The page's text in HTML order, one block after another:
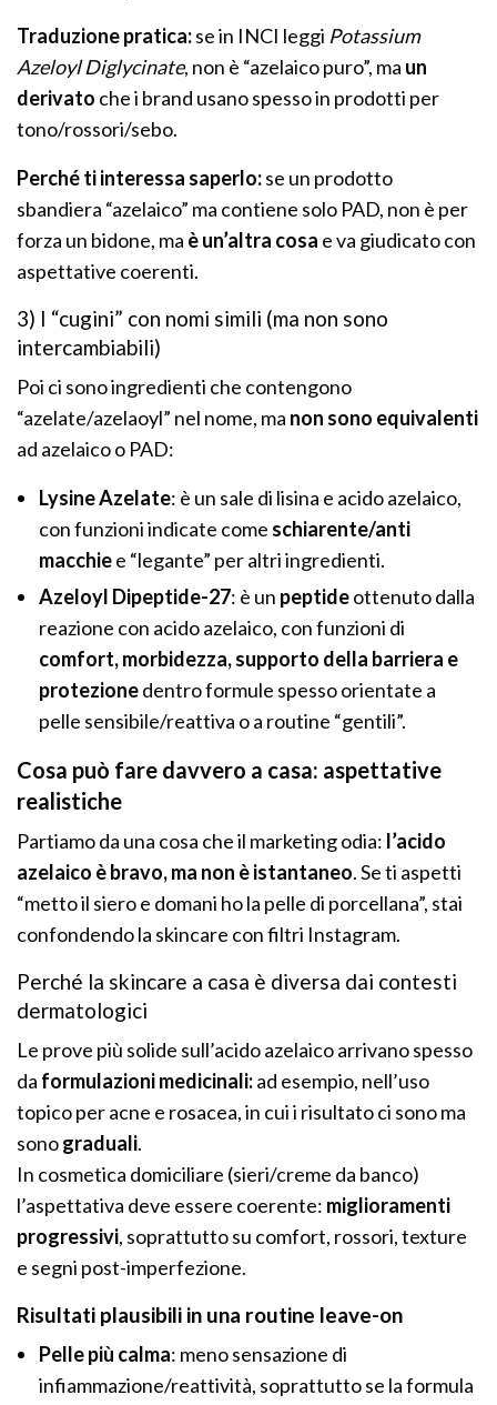
Traduzione pratica:se in INCI leggi Potassium
Azeloyl Diglycinate, non è “azelaico puro”, ma un
derivato che i brand usano spesso in prodotti per
tono/rossori/sebo.
Perché ti interessa saperlo:se un prodotto
sbandiera “azelaico” ma contiene solo PAD, non è per
forza un bidone, ma è un’altra cosa e va giudicato con
aspettative coerenti.
3) I “cugini” con nomi simili (ma non sono
intercambiabili)
Poi ci sono ingredienti che contengono
“azelate/azelaoyl” nel nome, ma non sono equivalenti
ad azelaico o PAD:
Lysine Azelate: è un sale di lisina e acido azelaico,
con funzioni indicate come schiarente/anti
macchiee “legante” per altri ingredienti.
Azeloyl Dipeptide-27: è un peptideottenuto dalla
reazione con acido azelaico, con funzioni di
comfort, morbidezza, supporto della barriera e
protezionedentro formule spesso orientate a
pelle sensibile/reattiva o a routine “gentili”.
Cosa può fare davvero a casa: aspettative
realistiche
Partiamo da una cosa che il marketing odia: l’acido
azelaico è bravo, ma non è istantaneo. Se ti aspetti
“metto il siero e domani ho la pelle di porcellana”, stai
confondendo la skincare con filtri Instagram.
Perché la skincare a casa è diversa dai contesti
dermatologici
Le prove più solide sull’acido azelaico arrivano spesso
da formulazioni medicinali:ad esempio, nell’uso
topico per acne e rosacea, in cui i risultato ci sono ma
sonograduali.
In cosmetica domiciliare (sieri/creme da banco)
l’aspettativa deve essere coerente: miglioramenti
progressivi, soprattutto su comfort, rossori, texture
e segni post-imperfezione.
Risultati plausibili in una routine leave-on
Pelle più calma: meno sensazione di
infiammazione/reattività, soprattutto se la formula